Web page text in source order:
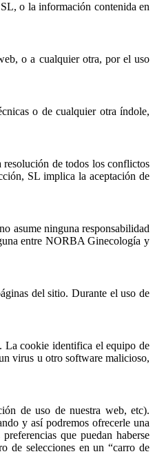
o la información contenida en
o a cualquier otra, por el uso
o de cualquier otra índole,
de todos los conflictos
SL implica la aceptación de
asume ninguna responsabilidad
entre NORBA Ginecología y
del sitio. Durante el uso de
La cookie identifica el equipo de
virus u otro software malicioso,
de uso de nuestra web, etc).
y así podremos ofrecerle una
que puedan haberse
de selecciones en un “carro de